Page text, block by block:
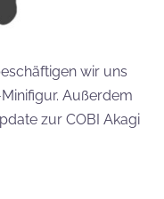
wir uns
Außerdem
zur COBI Akagi